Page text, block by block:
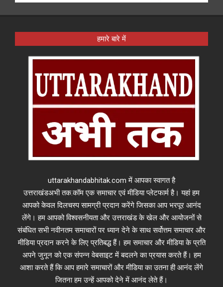
हमारे बारे में
uttarakhandabhitak.com में आपका स्वागत है
उत्तराखंडअभी तक.कॉम एक समाचार एवं मीडिया प्लेटफार्म है। यहां हम
आपको केवल दिलचस्प सामग्री प्रदान करेंगे जिसका आप भरपूर आनंद
लेंगे। हम आपको विश्वसनीयता और उत्तराखंड के खेल और आयोजनों से
संबंधित सभी नवीनतम समाचारों पर ध्यान देने के साथ सर्वोत्तम समाचार और
मीडिया प्रदान करने के लिए प्रतिबद्ध हैं। हम समाचार और मीडिया के प्रति
अपने जुनून को एक संपन्न वेबसाइट में बदलने का प्रयास करते हैं। हम
आशा करते हैं कि आप हमारे समाचारों और मीडिया का उतना ही आनंद लेंगे
जितना हम उन्हें आपको देने में आनंद लेते हैं।